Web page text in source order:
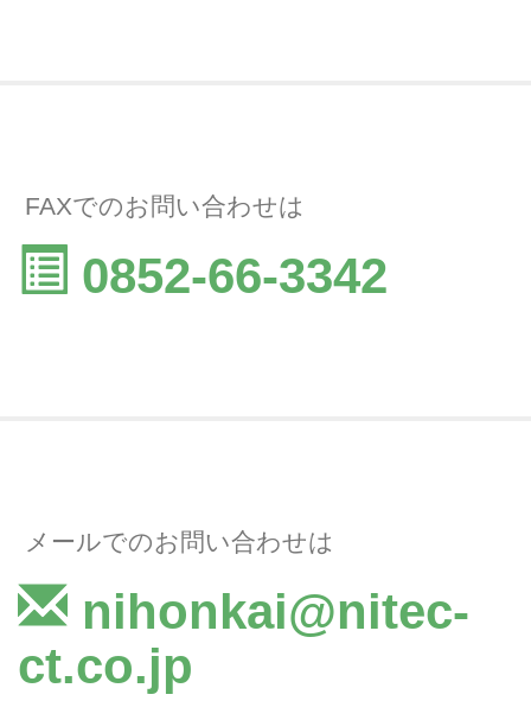
FAXでのお問い合わせは
0852-66-3342
メールでのお問い合わせは
nihonkai@nitec-
ct.co.jp